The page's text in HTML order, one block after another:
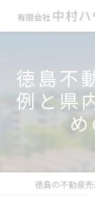
徳島不
例と県